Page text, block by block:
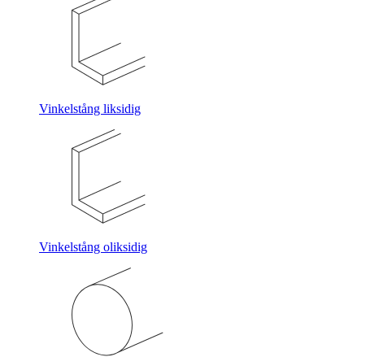
Vinkelstång liksidig
Vinkelstång oliksidig